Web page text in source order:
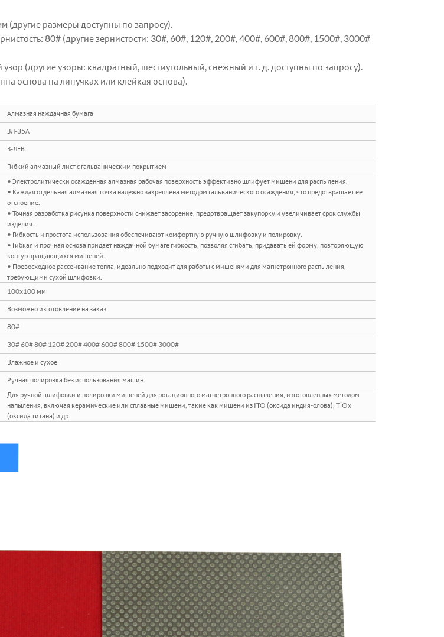
размеры доступны по запросу).
80# (другие зернистости: 30#, 60#, 120#, 200#, 400#, 600#, 800#, 1500#, 3000#
(другие узоры: квадратный, шестиугольный, снежный и т. д. доступны по запросу).
основа на липучках или клейкая основа).
Алмазная наждачная бумага
ЗЛ-35А
З-ЛЕВ
Гибкий алмазный лист с гальваническим покрытием
• Электролитически осажденная алмазная рабочая поверхность эффективно шлифует мишени для распыления.
• Каждая отдельная алмазная точка надежно закреплена методом гальванического осаждения, что предотвращает ее
отслоение.
• Точная разработка рисунка поверхности снижает засорение, предотвращает закупорку и увеличивает срок службы
изделия.
• Гибкость и простота использования обеспечивают комфортную ручную шлифовку и полировку.
• Гибкая и прочная основа придает наждачной бумаге гибкость, позволяя сгибать, придавать ей форму, повторяющую
контур вращающихся мишеней.
• Превосходное рассеивание тепла, идеально подходит для работы с мишенями для магнетронного распыления,
требующими сухой шлифовки.
100x100 мм
Возможно изготовление на заказ.
80#
30# 60# 80# 120# 200# 400# 600# 800# 1500# 3000#
Влажное и сухое
Ручная полировка без использования машин.
Для ручной шлифовки и полировки мишеней для ротационного магнетронного распыления, изготовленных методом
напыления, включая керамические или сплавные мишени, такие как мишени из ITO (оксида индия-олова), TiOx
(оксида титана) и др.